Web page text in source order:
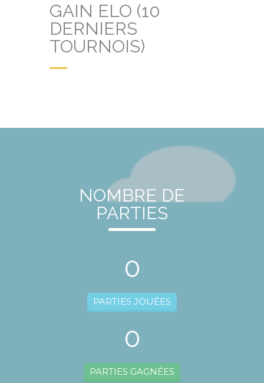
GAIN ELO (10
DERNIERS
TOURNOIS)
NOMBRE DE
PARTIES
0
PARTIES JOUÉES
0
PARTIES GAGNÉES